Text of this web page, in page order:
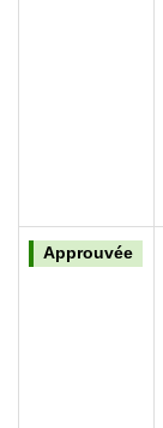
Approuvée